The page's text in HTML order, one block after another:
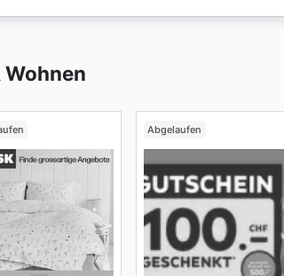
Online-Shop, in dem die Kunden
Online-Shop von
Wohnen
Abgelaufen